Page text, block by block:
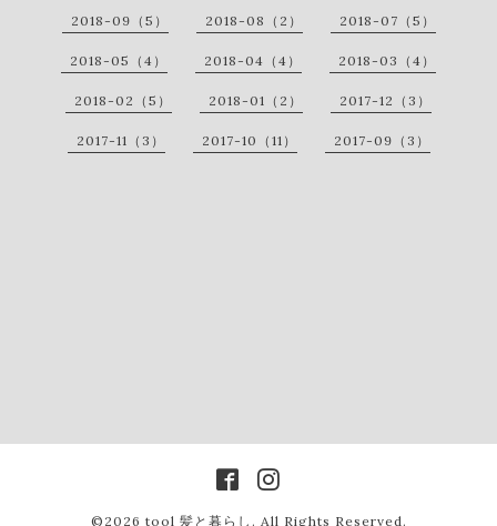
2018-09（5） 2018-08（2） 2018-07（5）
2018-05（4） 2018-04（4） 2018-03（4）
2018-02（5） 2018-01（2） 2017-12（3）
2017-11（3） 2017-10（11） 2017-09（3）
©2026 tool 髪と暮らし . All Rights Reserved.